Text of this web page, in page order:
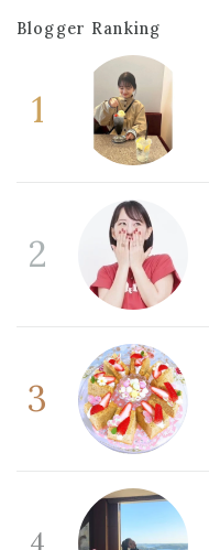
Blogger Ranking
1
2
3
4